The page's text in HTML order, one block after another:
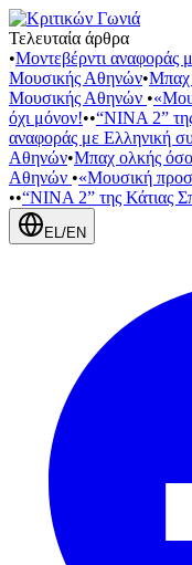
Τελευταία άρθρα
•Μοντεβέρντι αναφοράς
Μουσικής Αθηνών•Μπαχ
Μουσικής Αθηνών •
όχι μόνον!••“NINA 2”
αναφοράς με Ελληνική
Αθηνών•Μπαχ ολκής
Αθηνών •«Μουσική
••“NINA 2” της Κάτιας
EL/EN